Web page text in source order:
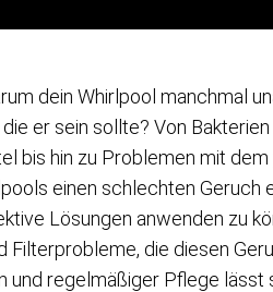
dein Whirlpool manchmal
er sein sollte? Von
bis hin zu Problemen mit
einen schlechten Geruch
Lösungen anwenden zu
Filterprobleme, die diesen
und regelmäßiger Pflege